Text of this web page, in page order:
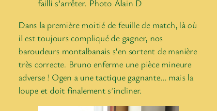
failli s’arrêter. Photo Alain D
Dans la première moitié de feuille de match, là où
il est toujours compliqué de gagner, nos
baroudeurs montalbanais s’en sortent de manière
très correcte. Bruno enferme une pièce mineure
adverse ! Ogen a une tactique gagnante… mais la
loupe et doit finalement s’incliner.